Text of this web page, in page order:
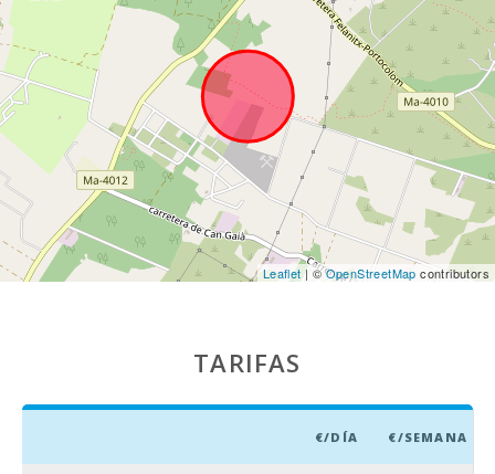
Cala Anguila (km): 18,4
Playa Cala Esmeralda (km): 9,9
Playa Cala Gran (km): 10,2
Playa Cala Serena (km): 9,2
Playa Cala Ferrera (km): 9,4
Playa Cala Sa Nau (km): 8,4
Cala Mondragó (km): 14,5
Playa Cala Murada (km): 9.6
Leaflet| ©OpenStreetMap contributors
TARIFAS
€/DÍA €/SEMANA